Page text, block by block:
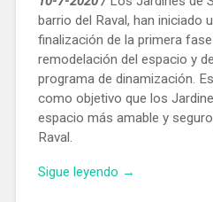
barrio del Raval, han iniciado
finalización de la primera
remodelación del espacio y
programa de dinamización.
como objetivo que los
espacio más amable y
Raval.
Sigue leyendo «Los
→